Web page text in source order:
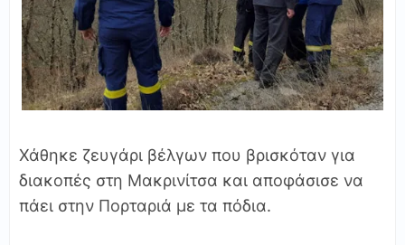
Χάθηκε ζευγάρι βέλγων που βρισκόταν για
διακοπές στη Μακρινίτσα και αποφάσισε να
πάει στην Πορταριά με τα πόδια.